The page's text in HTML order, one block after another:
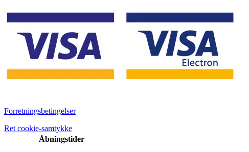
Forretningsbetingelser
Ret cookie-samtykke
Åbningstider